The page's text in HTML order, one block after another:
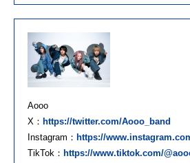
Aooo
X： https://twitter.com/Aooo_band
Instagram： https://
TikTok： https://www.tiktok.com/